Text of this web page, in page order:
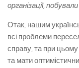
організації,
Отак, нашим
всі проблеми
справу, та при
та мати